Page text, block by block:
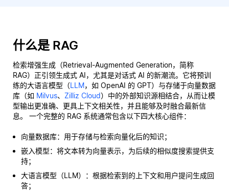
什么是 RAG
检索增强生成（Retrieval-Augmented Generation，简称
RAG）正引领生成式 AI，尤其是对话式 AI 的新潮流。它将预训
练的大语言模型（LLM，如 OpenAI 的 GPT）与存储于向量数据
库（如 Milvus、 Zilliz Cloud）中的外部知识源相结合，从而让模
型输出更准确、更具上下文相关性，并且能够及时融合最新信
息。 一个完整的 RAG 系统通常包含以下四大核心组件：
向量数据库：用于存储与检索向量化后的知识；
嵌入模型：将文本转为向量表示，为后续的相似度搜索提供支
持；
大语言模型（LLM）：根据检索到的上下文和用户提问生成回
答；